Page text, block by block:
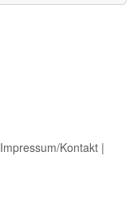
Impressum/Kontakt |